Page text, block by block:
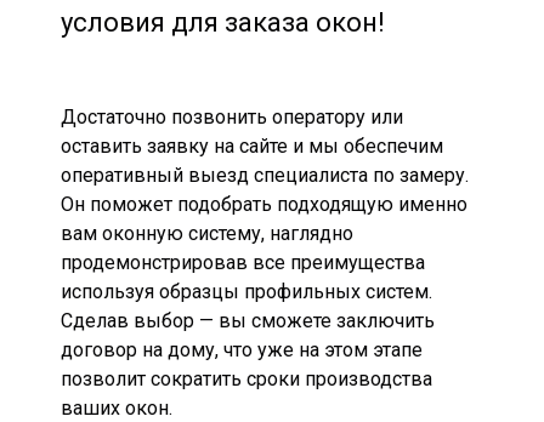
условия для заказа окон!
Достаточно позвонить оператору или
оставить заявку на сайте и мы обеспечим
оперативный выезд специалиста по замеру.
Он поможет подобрать подходящую именно
вам оконную систему, наглядно
продемонстрировав все преимущества
используя образцы профильных систем.
Сделав выбор — вы сможете заключить
договор на дому, что уже на этом этапе
позволит сократить сроки производства
ваших окон.